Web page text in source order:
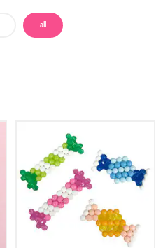
Francais Deutsch
all